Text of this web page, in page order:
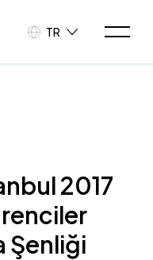
TR
2017
Şenliği